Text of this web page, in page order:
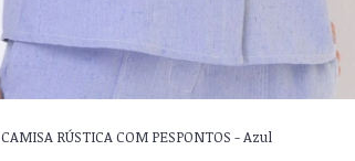
CAMISA RÚSTICA COM PESPONTOS - Azul